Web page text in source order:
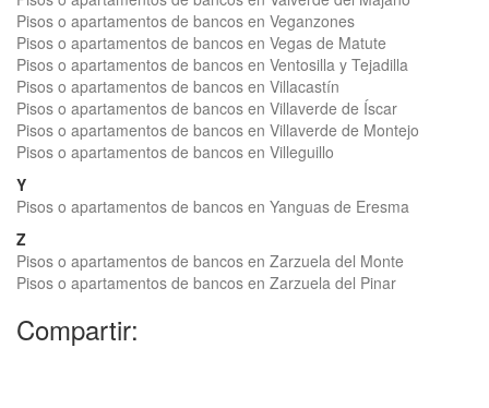
Pisos o apartamentos de bancos en Veganzones
Pisos o apartamentos de bancos en Vegas de Matute
Pisos o apartamentos de bancos en Ventosilla y Tejadilla
Pisos o apartamentos de bancos en Villacastín
Pisos o apartamentos de bancos en Villaverde de Íscar
Pisos o apartamentos de bancos en Villaverde de Montejo
Pisos o apartamentos de bancos en Villeguillo
Y
Pisos o apartamentos de bancos en Yanguas de Eresma
Z
Pisos o apartamentos de bancos en Zarzuela del Monte
Pisos o apartamentos de bancos en Zarzuela del Pinar
Compartir: